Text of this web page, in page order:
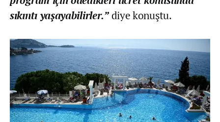
sıkıntı yaşayabilirler.”diye konuştu.